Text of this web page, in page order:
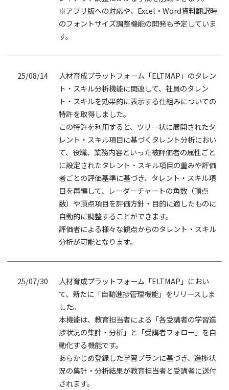
※アプリ版への対応や、Excel・Word資料翻訳時
のフォントサイズ調整機能の開発も予定していま
す。
25/08/14
人材育成プラットフォーム「ELTMAP」のタレン
ト・スキル分析機能に関連して、社員のタレン
ト・スキルを効果的に表示する仕組みについての
特許を取得しました。
この特許を利用すると、ツリー状に展開されたタ
レント・スキル項目に基づくタレント分析におい
て、役職、業務内容といった被評価者の属性ごと
に設定されたタレント・スキル項目の重みや評価
者ごとの評価基準に基づき、タレント・スキル項
目を再編して、レーダーチャートの角数（頂点
数）や頂点項目を評価方針・目的に適したものに
自動的に調整することができます。
評価者による様々な観点からのタレント・スキル
分析が可能となります。
25/07/30
人材育成プラットフォーム「ELTMAP」におい
て、新たに「自動進捗管理機能」をリリースしま
した。
本機能は、教育担当者による「各受講者の学習進
捗状況の集計・分析」と「受講者フォロー」を自
動化する機能です。
あらかじめ登録した学習プランに基づき、進捗状
況の集計・分析結果が教育担当者と受講者に送付
されます。